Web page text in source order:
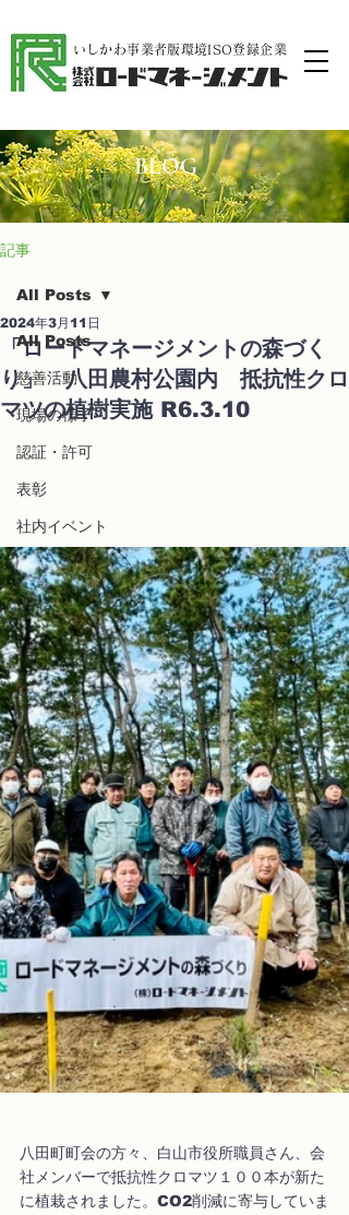
​いしかわ事業者版環境ISO登録企業
BLOG
記事
All Posts
慈善活動
現場の様子
認証・許可
表彰
社内イベント
All Posts
「ロードマネージメントの森づく
り」 八田農村公園内 抵抗性クロ
マツの植樹実施 R6.3.10
2024年3月11日
八田町町会の方々、白山市役所職員さん、会
社メンバーで抵抗性クロマツ１００本が新た
に植栽されました。CO2削減に寄与していま